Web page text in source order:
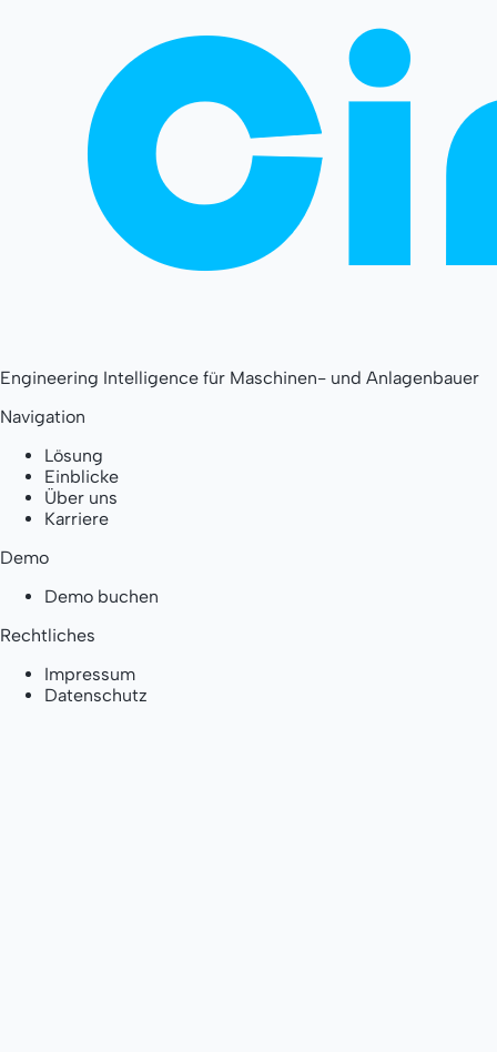
Engineering Intelligence für Maschinen- und Anlagenbauer
Navigation
Lösung
Einblicke
Über uns
Karriere
Demo
Demo buchen
Rechtliches
Impressum
Datenschutz